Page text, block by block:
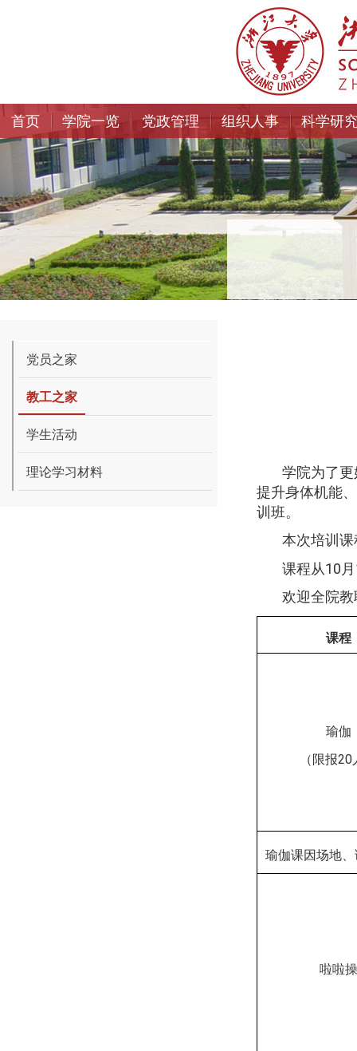
首页 学院一览 党政管理 组织人事 科学研
党员之家
教工之家
学生活动
理论学习材料
学院为了
提升身体机能
训班。
本次培训
课程从10 月
欢迎全院
课程
瑜伽
（限报20
瑜伽课因场地
啦啦操